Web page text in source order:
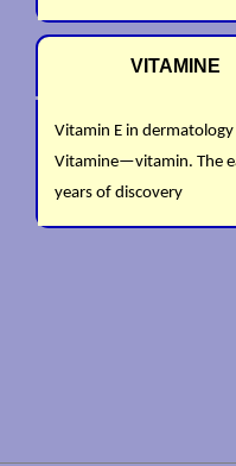
VITAMINE
Vitamin E in dermatology
Vitamine—vitamin. The
years of discovery